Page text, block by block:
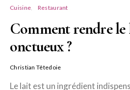
Cuisine Restaurant
Comment rendre le
onctueux ?
Christian Têtedoie
Le lait est un ingrédient